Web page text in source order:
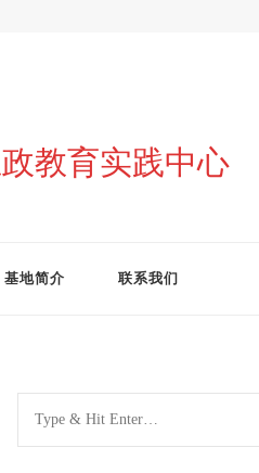
教育实践中心
基地简介 联系我们
找
什